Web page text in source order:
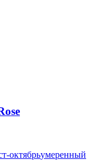
октябрьумеренный